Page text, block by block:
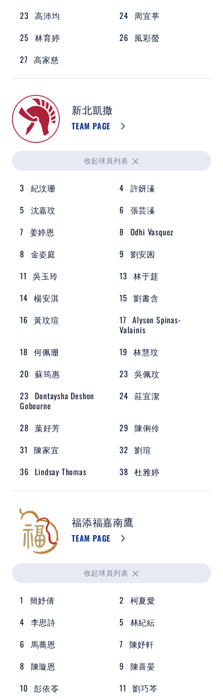
23 高沛均 24 周宜葶
25 林育婷 26 風彩螢
27 高家慈
新北凱撒
TEAM PAGE
收起球員列表
3 紀汶珊 4 許妍溱
5
沈嘉玟 6 張芸溱
7 姜婷恩 8 Odhi Vasquez
8 金姿庭 9 劉安囷
11 吳玉玲 13 林于莛
14 楊安淇 15 劉書含
16 黃玟瑄 17 Alyson Spinas-
Valainis
18 何佩珊 19 林慧玟
20 蘇筠惠 23 吳佩玟
23
Dontaysha Deshon
Gobourne
24 莊宜潔
28 葉好芳 29 陳俐伶
31 陳家宜 32 劉瑄
36 Lindsay Thomas 38 杜雅婷
福添福嘉南鷹
TEAM PAGE
收起球員列表
1 簡妤倩 2
柯夏愛
4 李思詩 5
林紀紜
6 馬蕎恩 7 陳妤軒
8 陳璇恩 9 陳喜晏
10 彭依苓 11 劉巧芩